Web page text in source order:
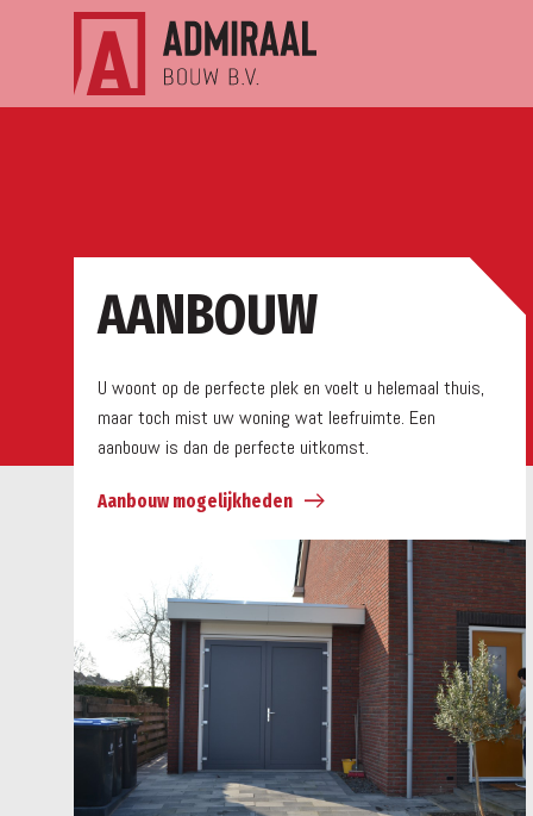
AANBOUW
U woont op de perfecte plek en voelt u helemaal thuis,
maar toch mist uw woning wat leefruimte. Een
aanbouw is dan de perfecte uitkomst.
Aanbouw mogelijkheden